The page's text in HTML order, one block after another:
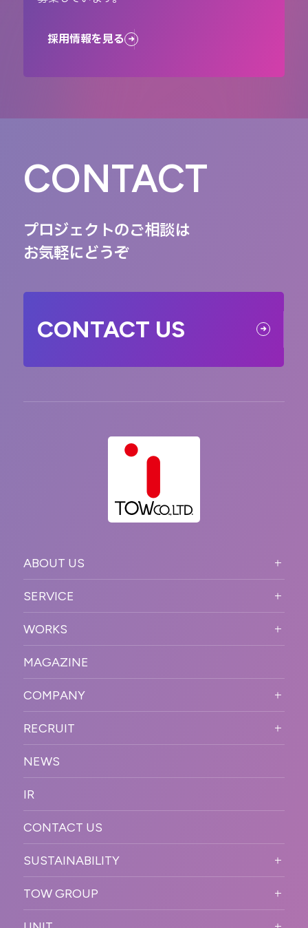
採用情報を見る
CONTACT
プロジェクトのご相談は
お気軽にどうぞ
CONTACT US
ABOUT US
PURPOSE
VISION
OUR DNA
SERVICE
STRONG POINT
BUSINESS DOMAIN
SOLUTION
WORKFLOW
WORKS
オンラインイベント
SNSプロモーション
プラットフォーム販
促
デジタル制作・映像
制作
PR
カンファレンス・展示会・アワ
ESPORTS・ゲームプロモーシ
MAGAZINE
COMPANY
COMPANY INFORMATION
MESSAGE
OFFICER
ACCESS
ORGANIZATION CHART
HISTORY
RECRUIT
新卒採用
キャリア採用
NEWS
IR
CONTACT US
SUSTAINABILITY
サステナビリティ
TOW GROUP